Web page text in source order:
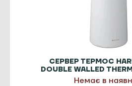
СЕРВЕР ТЕРМОС
DOUBLE WALLED
CERAMIC
Немає в